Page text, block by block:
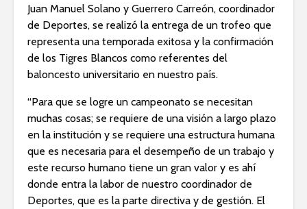
Juan Manuel Solano y Guerrero Carreón, coordinador
de Deportes, se realizó la entrega de un trofeo que
representa una temporada exitosa y la confirmación
de los Tigres Blancos como referentes del
baloncesto universitario en nuestro país.
“Para que se logre un campeonato se necesitan
muchas cosas; se requiere de una visión a largo plazo
en la institución y se requiere una estructura humana
que es necesaria para el desempeño de un trabajo y
este recurso humano tiene un gran valor y es ahí
donde entra la labor de nuestro coordinador de
Deportes, que es la parte directiva y de gestión. El